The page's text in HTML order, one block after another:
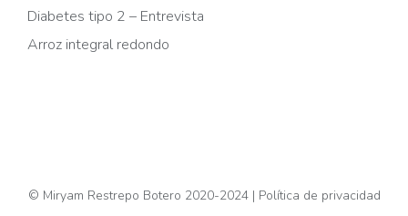
Diabetes tipo 2 – Entrevista
Arroz integral redondo
© Miryam Restrepo Botero 2020-2024 | Política de privacidad